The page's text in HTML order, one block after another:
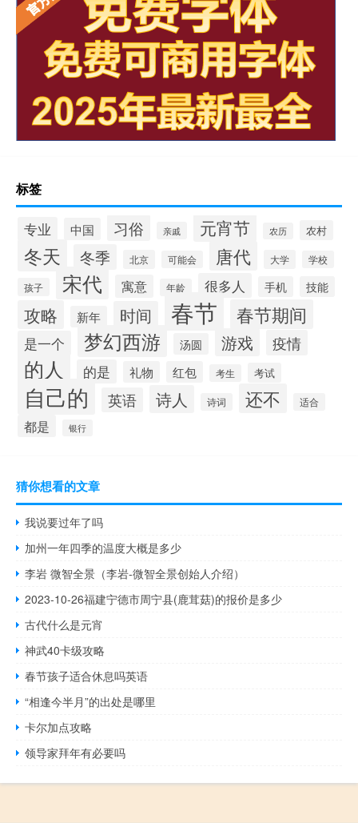
标签
专业 中国 习俗 亲戚 元宵节 农历 农村
冬天 冬季 北京 可能会 唐代 大学 学校
孩子 宋代 寓意 年龄 很多人 手机 技能
攻略 新年 时间 春节 春节期间
是一个 梦幻西游 汤圆 游戏 疫情
的人 的是 礼物 红包 考生 考试
自己的 英语 诗人 诗词 还不 适合
都是 银行
猜你想看的文章
我说要过年了吗
加州一年四季的温度大概是多少
李岩 微智全景（李岩-微智全景创始人介绍）
2023-10-26福建宁德市周宁县(鹿茸菇)的报价是多少
古代什么是元宵
神武40卡级攻略
春节孩子适合休息吗英语
“相逢今半月”的出处是哪里
卡尔加点攻略
领导家拜年有必要吗